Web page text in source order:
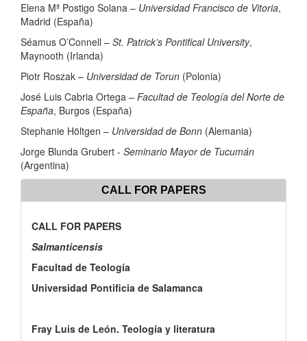
Elena Mª Postigo Solana – Universidad Francisco de Vitoria,
Madrid (España)
Séamus O’Connell – St. Patrick’s Pontifical University,
Maynooth (Irlanda)
Piotr Roszak – Universidad de Torun (Polonia)
José Luis Cabria Ortega – Facultad de Teología del Norte de
España, Burgos (España)
Stephanie Höltgen – Universidad de Bonn (Alemania)
Jorge Blunda Grubert - Seminario Mayor de Tucumán
(Argentina)
CALL FOR PAPERS
CALL FOR PAPERS
Salmanticensis
Facultad de Teología
Universidad Pontificia de Salamanca
Fray Luis de León. Teología y literatura